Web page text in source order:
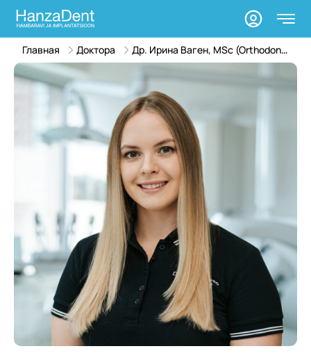
Главная Доктора Др. Ирина Ваген, MSc (Orthodontics)